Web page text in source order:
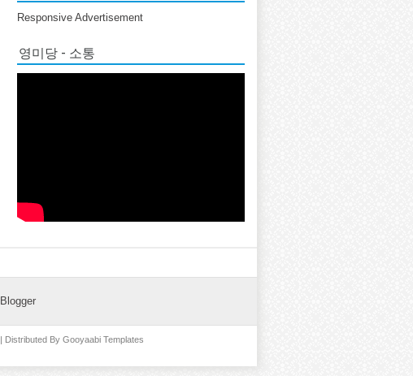
Responsive Advertisement
영미당 - 소통
Blogger
| Distributed By Gooyaabi Templates